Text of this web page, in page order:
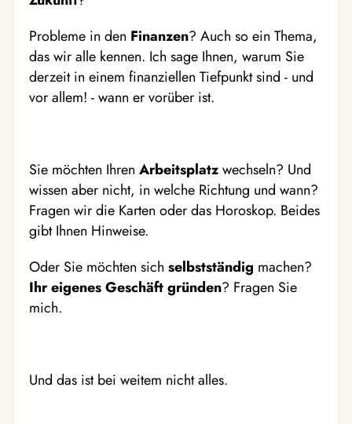
Probleme in den Finanzen? Auch so ein Thema,
das wir alle kennen. Ich sage Ihnen, warum Sie
derzeit in einem finanziellen Tiefpunkt sind - und
vor allem! - wann er vorüber ist.
Sie möchten Ihren Arbeitsplatzwechseln? Und
wissen aber nicht, in welche Richtung und wann?
Fragen wir die Karten oder das Horoskop. Beides
gibt Ihnen Hinweise.
Oder Sie möchten sich selbstständig machen?
Ihr eigenes Geschäft gründen? Fragen Sie
mich.
Und das ist bei weitem nicht alles.